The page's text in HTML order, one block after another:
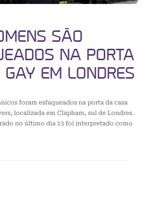
SÃO
NA PORTA
EM LONDRES
foram esfaqueados na porta da casa
localizada em Clapham, sul de Londres.
no último dia 13 foi interpretado como